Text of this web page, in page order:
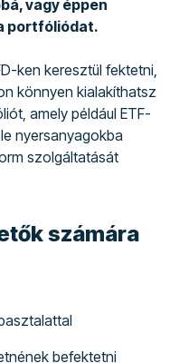
vagy éppen
portfóliódat.
ken keresztül fektetni,
könnyen kialakíthatsz
amely például ETF-
nyersanyagokba
szolgáltatását
számára
befektetni